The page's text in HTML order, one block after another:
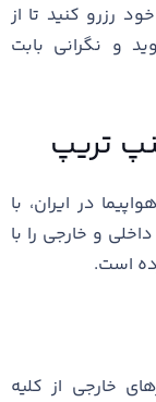
رزرو کنید تا از
و نگرانی بابت
تریپ
در ایران، با
و خارجی را با
است.
خارجی از کلیه